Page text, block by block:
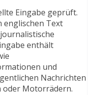
Eingabe geprüft.
englischen Text
enthält
und
Nachrichten
oder Motorrädern.